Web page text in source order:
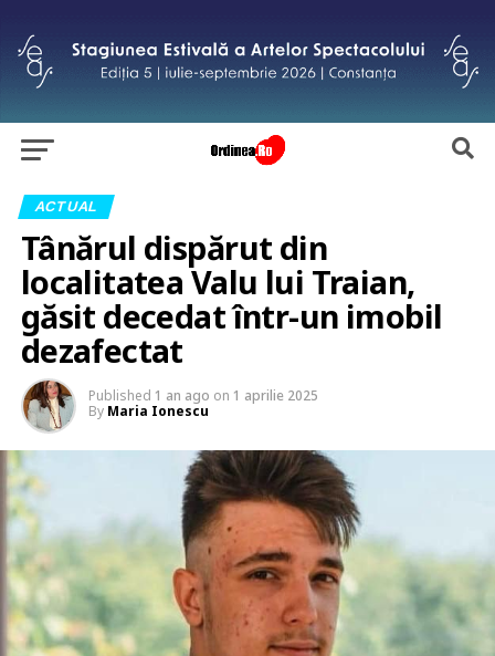
ACTUAL
Tânărul dispărut din
localitatea Valu lui Traian,
găsit decedat într-un imobil
dezafectat
Published 1 an ago on 1 aprilie 2025
By Maria Ionescu